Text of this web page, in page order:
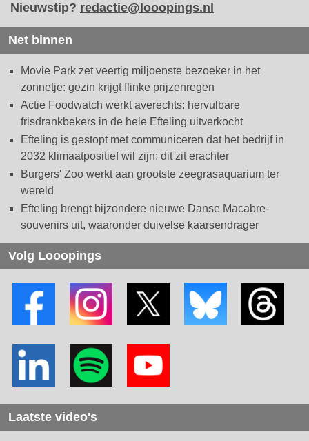
Nieuwstip? redactie@looopings.nl
Net binnen
Movie Park zet veertig miljoenste bezoeker in het
zonnetje: gezin krijgt flinke prijzenregen
Actie Foodwatch werkt averechts: hervulbare
frisdrankbekers in de hele Efteling uitverkocht
Efteling is gestopt met communiceren dat het bedrijf in
2032 klimaatpositief wil zijn: dit zit erachter
Burgers' Zoo werkt aan grootste zeegrasaquarium ter
wereld
Efteling brengt bijzondere nieuwe Danse Macabre-
souvenirs uit, waaronder duivelse kaarsendrager
Volg Looopings
Laatste video's